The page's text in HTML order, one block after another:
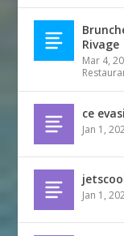
Rivage
Mar 4,
ce
Jan 1,
Jan 1,